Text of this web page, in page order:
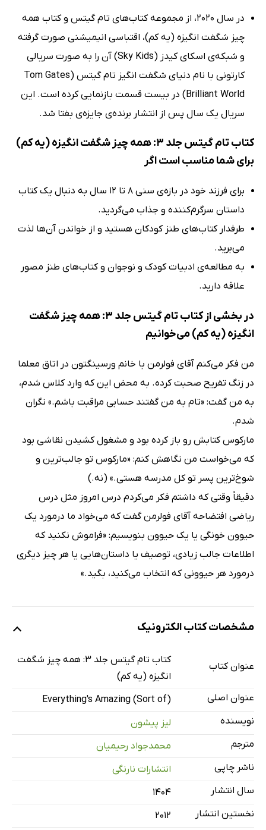
در سال 2020، از مجموعه کتاب‌های تام گیتس و کتاب همه
چیز شگفت انگیزه (یه کم)، اقتباسی انیمیشنی صورت گرفته
و شبکه‌ی اسکای کیدز (Sky Kids) آن را به صورت سریالی
کارتونی با نام دنیای شگفت انگیز تام گیتس (Tom Gates
Brilliant World) در بیست قسمت بازنمایی کرده است. این
سریال یک سال پس از انتشار برنده‌ی جایزه‌ی بفتا شد.
کتاب تام گیتس جلد 3: همه چیز شگفت انگیزه (یه کم)
برای شما مناسب است اگر
برای فرزند خود در بازه‌ی سنی 8 تا 12 سال به دنبال یک کتاب
داستان سرگرم‌کننده و جذاب می‌گردید.
طرفدار کتاب‌های طنز کودکان هستید و از خواندن آن‌ها لذت
می‌برید.
به مطالعه‌ی ادبیات کودک و نوجوان و کتاب‌های طنز مصور
علاقه دارید.
در بخشی از کتاب تام گیتس جلد 3: همه چیز شگفت
انگیزه (یه کم) می‌خوانیم
من فکر می‌کنم آقای فولرمن با خانم ورسینگتون در اتاق معلما
در زنگ تفریح صحبت کرده. به محض این که وارد کلاس شدم،
به من گفت: «تام به من گفتند حسابی مراقبت باشم.» نگران
شدم.
مارکوس کتابش رو باز کرده بود و مشغول کشیدن نقاشی بود
که می‌خواست من نگاهش کنم: «مارکوس تو جالب‌ترین و
شوخ‌ترین پسر تو کل مدرسه هستی.» (نه.)
دقیقاً وقتی که داشتم فکر می‌کردم درس امروز مثل درس
ریاضی افتضاحه آقای فولرمن گفت که می‌خواد ما درمورد یک
حیوون خونگی یا یک حیوون بنویسیم: «فراموش نکنید که
اطلاعات جالب زیادی، توصیف یا داستان‌هایی یا هر چیز دیگری
درمورد هر حیوونی که انتخاب می‌کنید، بگید.»
مشخصات کتاب الکترونیک
عنوان کتاب
کتاب تام گیتس جلد 3: همه چیز شگفت
انگیزه (یه کم)
عنوان اصلی
Everything's Amazing (Sort of)
نویسنده
لیز پیشون
مترجم
محمدجواد رحیمیان
ناشر چاپی
انتشارات نارنگی
سال انتشار
۱۴۰۴
نخستین انتشار
2012